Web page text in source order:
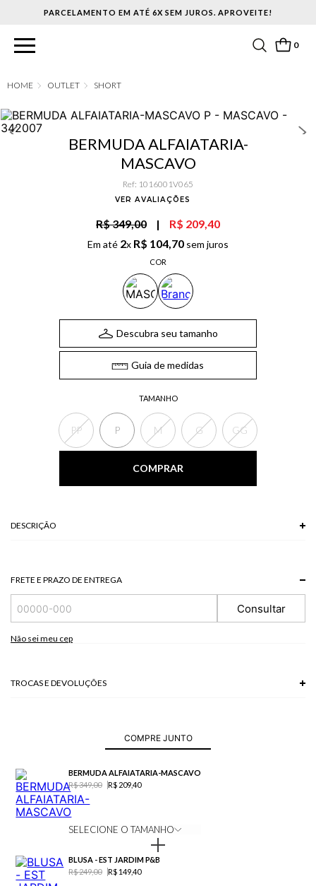
PARCELAMENTO EM ATÉ 6X SEM JUROS. APROVEITE!
0
OUTLET SHORT
BERMUDA ALFAIATARIA-
MASCAVO
Ref: 1016001V065
VER AVALIAÇÕES
R$ 349,00 | R$ 209,40
Em até 2x R$ 104,70 sem juros
COR
TAMANHO
PP P M G GG
Descubra seu tamanho
Guia de medidas
COMPRAR
DESCRIÇÃO
FRETE E PRAZO DE ENTREGA
Consultar
Não sei meu cep
TROCAS E DEVOLUÇÕES
COMPRE JUNTO
BERMUDA ALFAIATARIA-MASCAVO
R$ 349,00
R$ 209,40
SELECIONE O TAMANHO
BLUSA - EST JARDIM P&B
R$ 249,00
R$ 149,40